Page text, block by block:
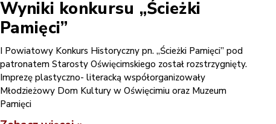
Wyniki konkursu „Ścieżki
Pamięci”
I Powiatowy Konkurs Historyczny pn. „Ścieżki Pamięci” pod
patronatem Starosty Oświęcimskiego został rozstrzygnięty.
Imprezę plastyczno- literacką współorganizowały
Młodzieżowy Dom Kultury w Oświęcimiu oraz Muzeum
Pamięci